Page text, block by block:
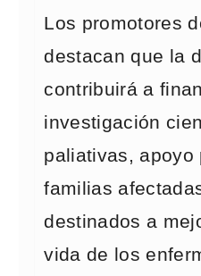
Los promotores
destacan que la
contribuirá a
investigación
paliativas, apoyo
familias
destinados a
vida de los